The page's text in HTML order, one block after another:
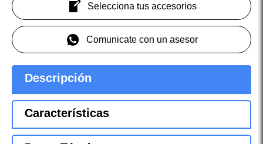
Selecciona tus accesorios
Comunicate con un asesor
Descripción
Características